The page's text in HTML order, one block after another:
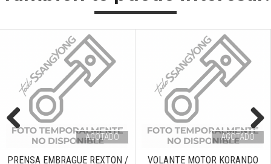
AGOTADO
PRENSA EMBRAGUE REXTON /
AGOTADO
VOLANTE MOTOR KORANDO
Previous